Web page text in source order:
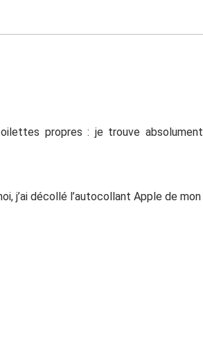
propres : je trouve absolument
j’ai décollé l’autocollant Apple de mon